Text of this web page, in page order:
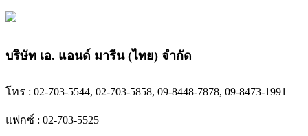
บริษัท เอ. แอนด์ มารีน (ไทย) จำกัด
โทร : 02-703-5544, 02-703-5858, 09-8448-7878, 09-8473-1991
แฟกซ์ : 02-703-5525